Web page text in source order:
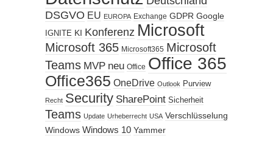
DSGVO EU EUROPA Exchange GDPR Google
IGNITE KI Konferenz Microsoft
Microsoft 365 Microsoft365 Microsoft
Teams MVP neu Office Office 365
Office365 OneDrive Outlook Purview
Recht Security SharePoint Sicherheit
Teams Update Urheberrecht USA Verschlüsselung
Windows Windows 10 Yammer